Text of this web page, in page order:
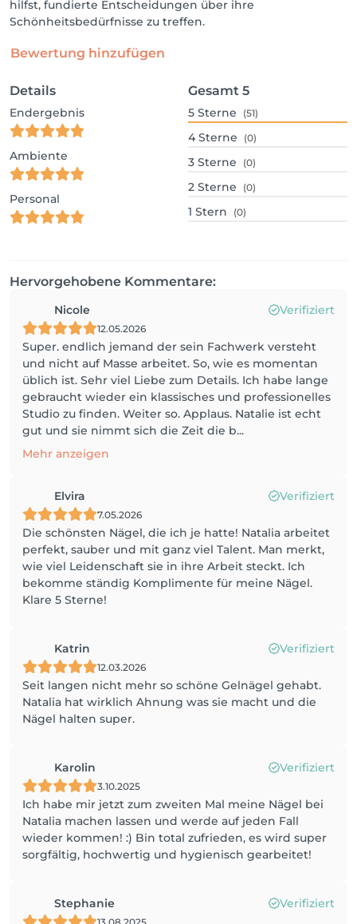
hilfst, fundierte Entscheidungen über ihre
Schönheitsbedürfnisse zu treffen.
Bewertung hinzufügen
Details
Endergebnis
Ambiente
Personal
Gesamt 5
5 Sterne (51)
4 Sterne (0)
3 Sterne (0)
2 Sterne (0)
1 Stern (0)
Hervorgehobene Kommentare:
Nicole Verifiziert
12.05.2026
Super. endlich jemand der sein Fachwerk versteht
und nicht auf Masse arbeitet. So, wie es momentan
üblich ist. Sehr viel Liebe zum Details. Ich habe lange
gebraucht wieder ein klassisches und professionelles
Studio zu finden. Weiter so. Applaus. Natalie ist echt
gut und sie nimmt sich die Zeit die b...
Mehr anzeigen
Elvira Verifiziert
7.05.2026
Die schönsten Nägel, die ich je hatte! Natalia arbeitet
perfekt, sauber und mit ganz viel Talent. Man merkt,
wie viel Leidenschaft sie in ihre Arbeit steckt. Ich
bekomme ständig Komplimente für meine Nägel.
Klare 5 Sterne!
Katrin Verifiziert
12.03.2026
Seit langen nicht mehr so schöne Gelnägel gehabt.
Natalia hat wirklich Ahnung was sie macht und die
Nägel halten super.
Karolin Verifiziert
3.10.2025
Ich habe mir jetzt zum zweiten Mal meine Nägel bei
Natalia machen lassen und werde auf jeden Fall
wieder kommen! :) Bin total zufrieden, es wird super
sorgfältig, hochwertig und hygienisch gearbeitet!
Stephanie Verifiziert
13.08.2025